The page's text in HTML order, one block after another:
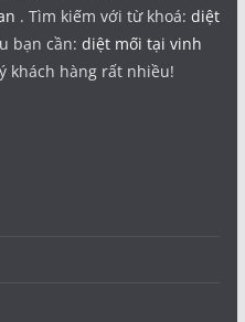
. Tìm kiếm với từ khoá: diệt
bạn cần: diệt mối tại vinh
khách hàng rất nhiều!